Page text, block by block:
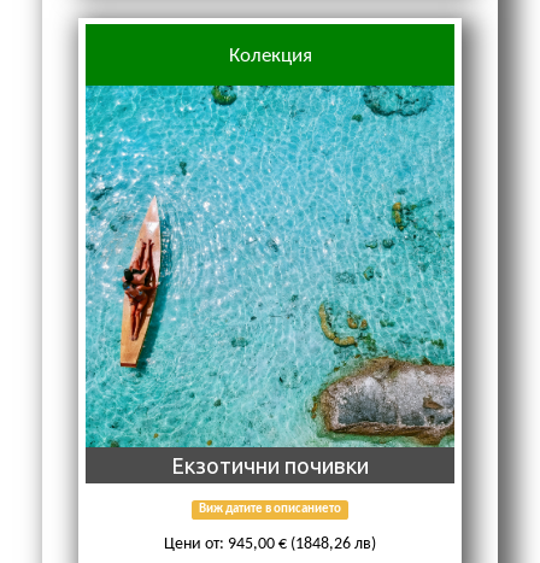
Колекция
Екзотични почивки
Виж датите в описанието
Цени от: 945,00 € (1848,26 лв)